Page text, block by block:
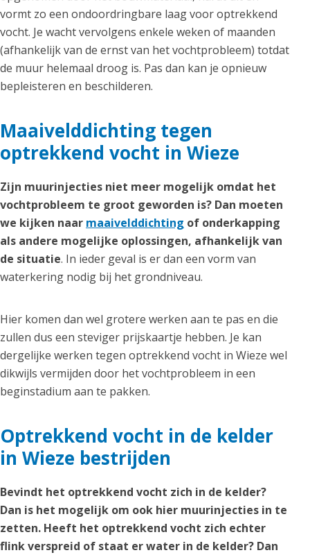
vormt zo een ondoordringbare laag voor optrekkend
vocht. Je wacht vervolgens enkele weken of maanden
(afhankelijk van de ernst van het vochtprobleem) totdat
de muur helemaal droog is. Pas dan kan je opnieuw
bepleisteren en beschilderen.
Maaivelddichting tegen
optrekkend vocht in Wieze
Zijn muurinjecties niet meer mogelijk omdat het
vochtprobleem te groot geworden is? Dan moeten
we kijken naar maaivelddichting of onderkapping
als andere mogelijke oplossingen, afhankelijk van
de situatie. In ieder geval is er dan een vorm van
waterkering nodig bij het grondniveau.
Hier komen dan wel grotere werken aan te pas en die
zullen dus een steviger prijskaartje hebben. Je kan
dergelijke werken tegen optrekkend vocht in Wieze wel
dikwijls vermijden door het vochtprobleem in een
beginstadium aan te pakken.
Optrekkend vocht in de kelder
in Wieze bestrijden
Bevindt het optrekkend vocht zich in de kelder?
Dan is het mogelijk om ook hier muurinjecties in te
zetten. Heeft het optrekkend vocht zich echter
flink verspreid of staat er water in de kelder? Dan